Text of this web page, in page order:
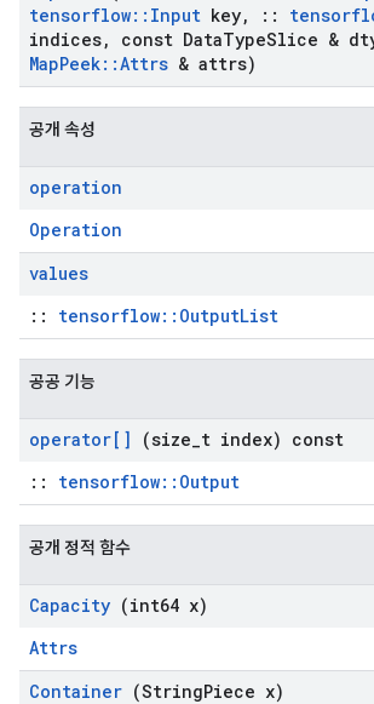
tensorflow:: Input key, ::
indices, const DataTypeSlice &
MapPeek::Attrs & attrs)
공개 속성
operation
Operation
values
:: tensorflow::OutputList
공공 기능
operator[] (size t index) const
:: tensorflow::Output
공개 정적 함수
Capacity (int64 x)
Attrs
Container (StringPiece x)